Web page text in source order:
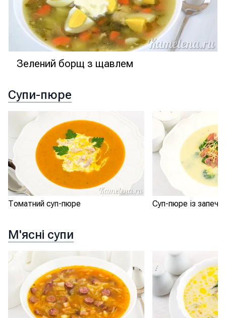
Зелений борщ з щавлем
Супи-пюре
Томатний суп-пюре Суп-пюре із
М'ясні супи